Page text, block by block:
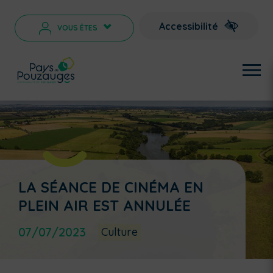
VOUS ÊTES > Accessibilité
LA SÉANCE DE CINÉMA EN
PLEIN AIR EST ANNULÉE
07/07/2023 Culture